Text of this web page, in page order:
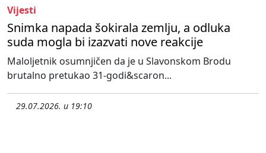
Vijesti
Snimka napada šokirala zemlju, a odluka
suda mogla bi izazvati nove reakcije
Maloljetnik osumnjičen da je u Slavonskom Brodu
brutalno pretukao 31-godi&scaron...
29.07.2026. u 19:10